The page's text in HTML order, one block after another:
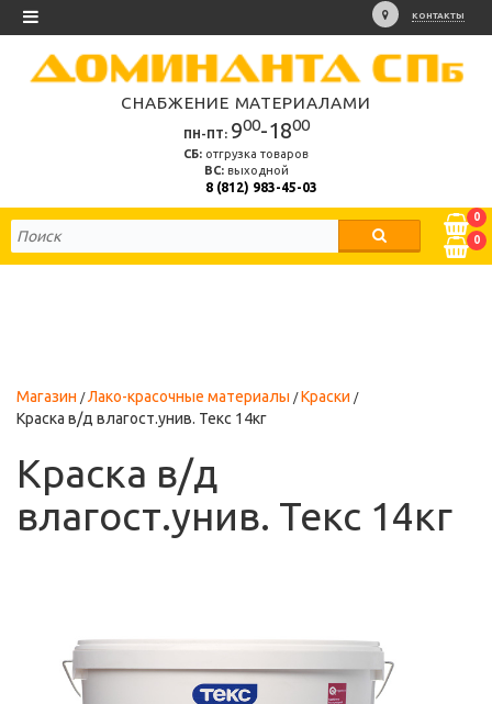
КОНТАКТЫ
СНАБЖЕНИЕ МАТЕРИАЛАМИ
ПН-ПТ: 900-1800
СБ: отгрузка товаров
ВС:выходной
8 (812) 983-45-03
0
0
Магазин Лако-красочные материалы
Краски
Краска в/д влагост.унив. Текс 14кг
Краска в/д
влагост.унив. Текс 14кг